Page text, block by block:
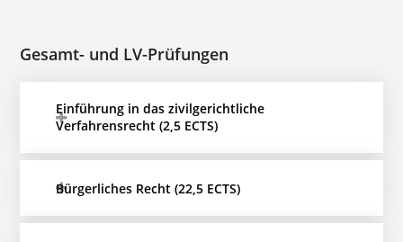
Gesamt- und LV-Prüfungen
Einführung in das zivilgerichtliche
Verfahrensrecht (2,5 ECTS)
Bürgerliches Recht (22,5 ECTS)